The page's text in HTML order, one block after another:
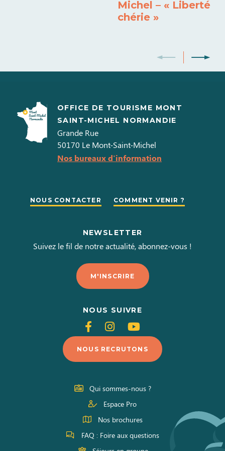
Michel – « Liberté
chérie »
OFFICE DE TOURISME MONT
SAINT-MICHEL NORMANDIE
Grande Rue
50170 Le Mont-Saint-Michel
Nos bureaux d'information
NOUS CONTACTER COMMENT VENIR ?
NEWSLETTER
Suivez le fil de notre actualité, abonnez-vous !
M'INSCRIRE
NOUS SUIVRE
Suivez-
nous
sur
Facebook
Suivez-
nous
sur
Instagram
Suivez-
nous
sur
Youtube
NOUS RECRUTONS
Qui sommes-nous ?
Espace Pro
Nos brochures
FAQ : Foire aux questions